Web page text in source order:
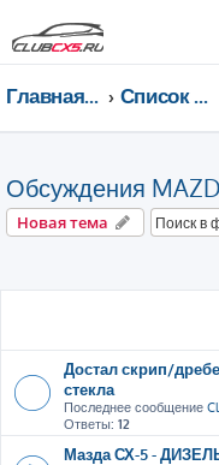
Главная страница Список форумов
Обсуждения
Новая тема
Достал скрип/
стекла
Последнее сообщение
Ответы: 12
Мазда СХ-5 -